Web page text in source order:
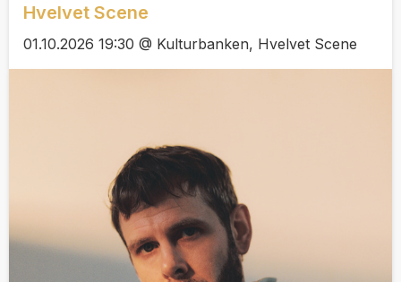
Hvelvet Scene
01.10.2026 19:30 @ Kulturbanken, Hvelvet Scene